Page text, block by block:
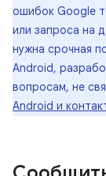
ошибок Google
или запроса на
нужна срочная
Android,
вопросам, не
Android и